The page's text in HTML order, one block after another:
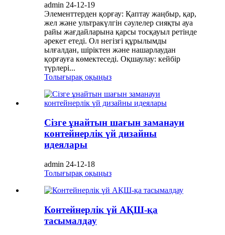
admin 24-12-19
Элементтерден қорғау: Қаптау жаңбыр, қар,
жел және ультракүлгін сәулелер сияқты ауа
райы жағдайларына қарсы тосқауыл ретінде
әрекет етеді. Ол негізгі құрылымды
ылғалдан, шіріктен және нашарлаудан
қорғауға көмектеседі. Оқшаулау: кейбір
түрлері...
Толығырақ оқыңыз
Сізге ұнайтын шағын заманауи
контейнерлік үй дизайны
идеялары
admin 24-12-18
Толығырақ оқыңыз
Контейнерлік үй АҚШ-қа
тасымалдау